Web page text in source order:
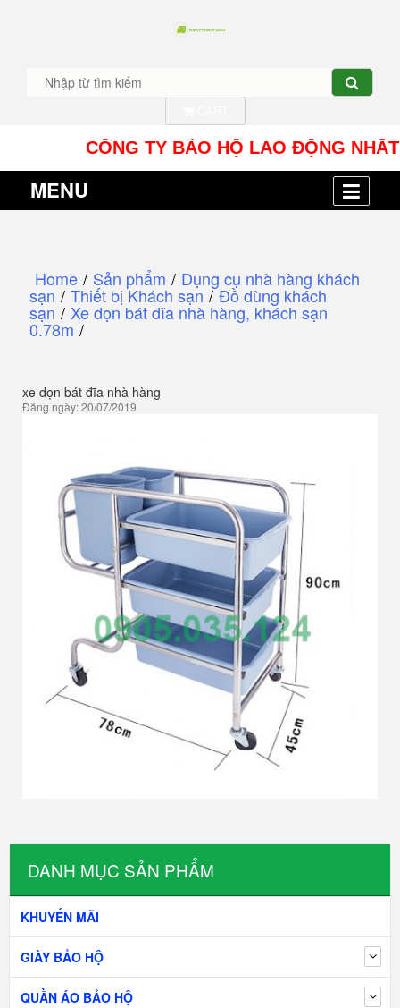
CÔNG TY BẢO HỘ LAO ĐỘNG
MENU
DANH MỤC SẢN PHẨM
KHUYẾN MÃI
GIÀY BẢO HỘ
QUẦN ÁO BẢO HỘ
Home / Sản phẩm / Dụng cụ nhà hàng khách
sạn / Thiết bị Khách sạn / Đồ dùng khách
sạn / Xe dọn bát đĩa nhà hàng, khách sạn
0.78m /
xe dọn bát đĩa nhà hàng
Đăng ngày: 20/07/2019